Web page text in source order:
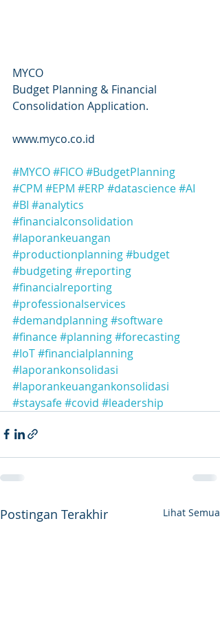
MYCO
Budget Planning & Financial
Consolidation Application.
www.myco.co.id
#MYCO#FICO#BudgetPlanning
#CPM #EPM #ERP #datascience#AI
#BI #analytics
#financialconsolidation
#laporankeuangan
#productionplanning#budget
#budgeting#reporting
#financialreporting
#professionalservices
#demandplanning#software
#finance#planning#forecasting
#IoT#financialplanning
#laporankonsolidasi
#laporankeuangankonsolidasi
#staysafe#covid #leadership
Postingan Terakhir Lihat Semua